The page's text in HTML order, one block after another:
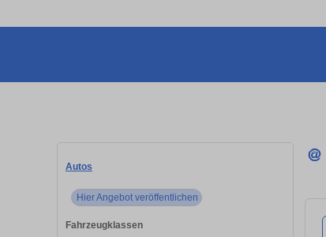
Autos
Hier Angebot veröffentlichen
Fahrzeugklassen